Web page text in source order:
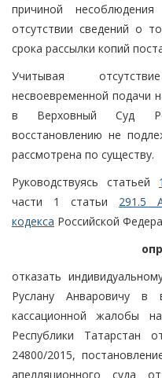
причиной
отсутствии сведений о
срока рассылки копий
Учитывая
несвоевременной подачи
в Верховный Суд
восстановлению не
рассмотрена по существу.
Руководствуясь статьей
части 1 статьи 291.5
кодекса Российской
отказать
Руслану Анваровичу в
кассационной жалобы
Республики
24800/2015,
апелляционного суда